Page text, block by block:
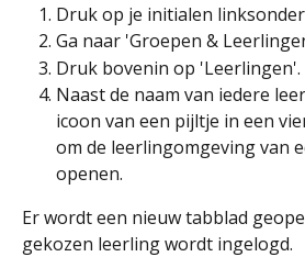
Druk op je initialen
Ga naar 'Groepen &
Druk bovenin op 'Leerlingen'.
Naast de naam van iedere
icoon van een pijltje in een
om de leerlingomgeving van
openen.
Er wordt een nieuw tabblad
gekozen leerling wordt ingelogd.